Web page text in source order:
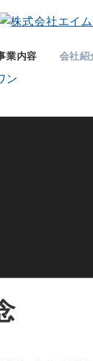
業内容 会社紹
ン